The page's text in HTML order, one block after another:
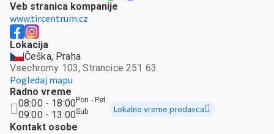
Veb stranica kompanije
www.tircentrum.cz
Lokacija
Češka, Praha
Vsechromy 103, Strancice 251 63
Pogledaj mapu
Radno vreme
08:00 - 18:00Pon - Pet
09:00 - 13:00Sub Lokalno vreme prodavca
Kontakt osobe